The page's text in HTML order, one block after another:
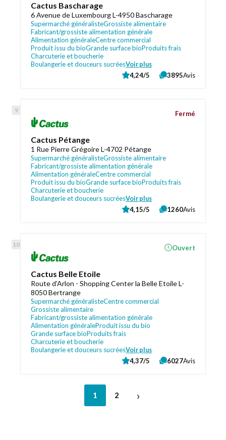
Cactus Bascharage
6 Avenue de Luxembourg L-4950 Bascharage
Supermarché généralisteGrossiste alimentaire
Fabricant/grossiste alimentation générale
Alimentation généraleCentre commercial
Produit issu du bioGrande surface bioProduits frais
Charcuterie et boucherie
Boulangerie et douceurs sucréesVoir plus
4,24/5 3895Avis
Cactus Pétange
1 Rue Pierre Grégoire L-4702 Pétange
Supermarché généralisteGrossiste alimentaire
Fabricant/grossiste alimentation générale
Alimentation généraleCentre commercial
Produit issu du bioGrande surface bioProduits frais
Charcuterie et boucherie
Boulangerie et douceurs sucréesVoir plus
Fermé
4,15/5 1260Avis
Cactus Belle Etoile
Route d'Arlon - Shopping Center la Belle Etoile L-
8050 Bertrange
Supermarché généralisteCentre commercial
Grossiste alimentaire
Fabricant/grossiste alimentation générale
Alimentation généraleProduit issu du bio
Grande surface bioProduits frais
Charcuterie et boucherie
Boulangerie et douceurs sucréesVoir plus
Ouvert
4,37/5 6027Avis
1 2 ›